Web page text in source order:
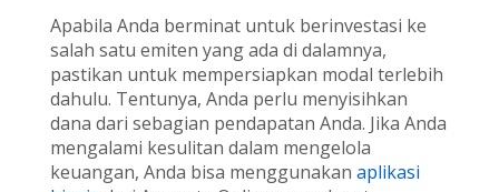
Apabila Anda berminat untuk berinvestasi ke
salah satu emiten yang ada di dalamnya,
pastikan untuk mempersiapkan modal terlebih
dahulu. Tentunya, Anda perlu menyisihkan
dana dari sebagian pendapatan Anda. Jika Anda
mengalami kesulitan dalam mengelola
keuangan, Anda bisa menggunakan aplikasi